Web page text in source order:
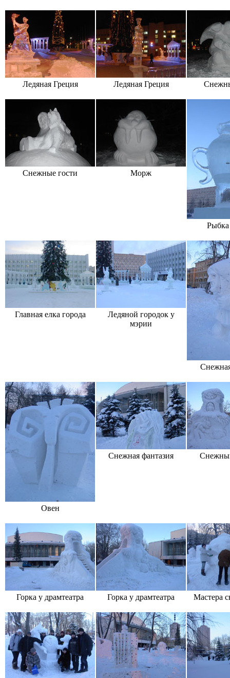
Ледяная Греция Ледяная Греция
Снежные гости Морж
Рыбка
Главная елка города
Ледяной городок у
мэрии
Овен
Снежная фантазия
Горка у драмтеатра Горка у драмтеатра Мастера